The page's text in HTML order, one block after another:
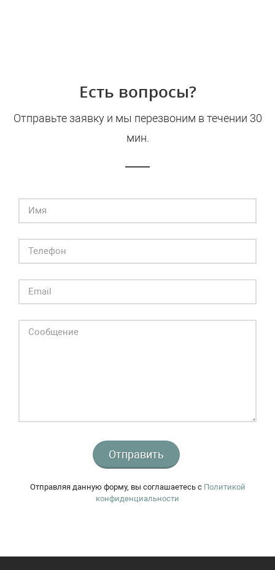
Есть вопросы?
Отправьте заявку и мы перезвоним в течении 30
мин.
Отправить
Отправляя данную форму, вы соглашаетесь c Политикой
конфиденциальности